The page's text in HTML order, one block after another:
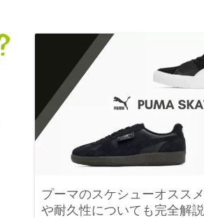
プーマのスケシューオスス
や耐久性についても完全解